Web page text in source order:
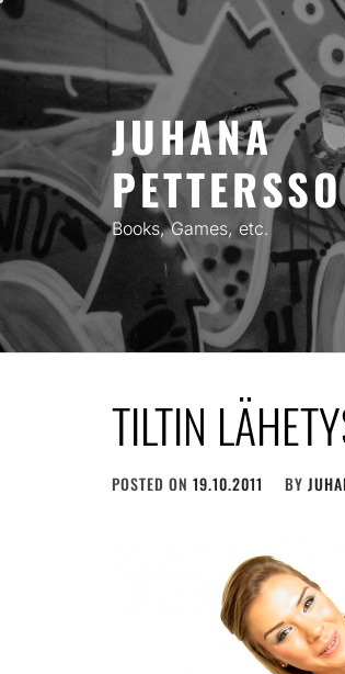
Skip
content
JUHANA
Books, Games, etc.
TILTIN
POSTED ON 19.10.2011 BY